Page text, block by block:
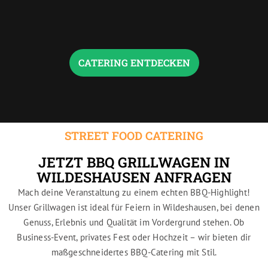
CATERING ENTDECKEN
STREET FOOD CATERING
JETZT BBQ GRILLWAGEN IN
WILDESHAUSEN ANFRAGEN
Mach deine Veranstaltung zu einem echten BBQ-Highlight!
Unser Grillwagen ist ideal für Feiern in Wildeshausen, bei denen
Genuss, Erlebnis und Qualität im Vordergrund stehen. Ob
Business-Event, privates Fest oder Hochzeit – wir bieten dir
maßgeschneidertes BBQ-Catering mit Stil.